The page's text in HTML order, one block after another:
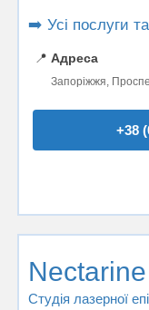
➡️ Усі послуги
📍 Адреса
Запоріжжя,
+38
Nectarine
Студія лазерної